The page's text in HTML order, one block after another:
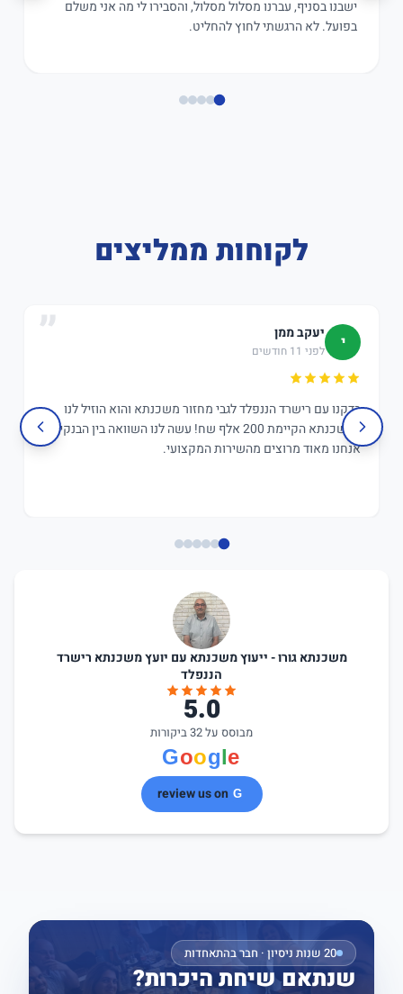
ישבנו בסניף, עברנו מסלול מסלול, והסבירו לי מה אני משלם
בפועל. לא הרגשתי לחוץ להחליט.
לקוחות ממליצים
י יעקב ממן
לפני 11 חודשים
בדקנו עם רישרד הננפלד לגבי מחזור משכנתא והוא הוזיל לנו
במשכנתא הקיימת 200 אלף שח! עשה לנו השוואה בין הבנקים,
אנחנו מאוד מרוצים מהשירות המקצועי.
משכנתא גורו - ייעוץ משכנתא עם יועץ משכנתא רישרד
הננפלד
5.0
מבוסס על 32 ביקורות
review us on
20 שנות ניסיון · חבר בהתאחדות
שנתאם שיחת היכרות?